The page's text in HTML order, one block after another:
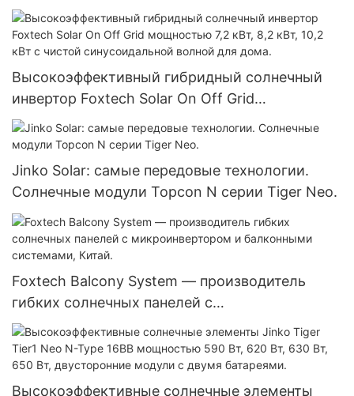
MPPT 150 А
Высокоэффективный гибридный солнечный
инвертор Foxtech Solar On Off Grid
мощностью 7,2 кВт, 8,2 кВт, 10,2 кВт с чистой
синусоидальной волной для дома.
Jinko Solar: самые передовые технологии.
Солнечные модули Topcon N серии Tiger Neo.
Foxtech Balcony System — производитель
гибких солнечных панелей с
микроинвертором и балконными системами,
Китай.
Высокоэффективные солнечные элементы